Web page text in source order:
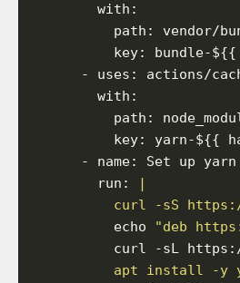
with :
path :
vendor/
key: bundle-${{
-
uses :
actions/
with :
path :
key: yarn-${{
-
name: Set up yarn
run :
curl -sS
echo
"deb
curl
-sL https :
apt install -y